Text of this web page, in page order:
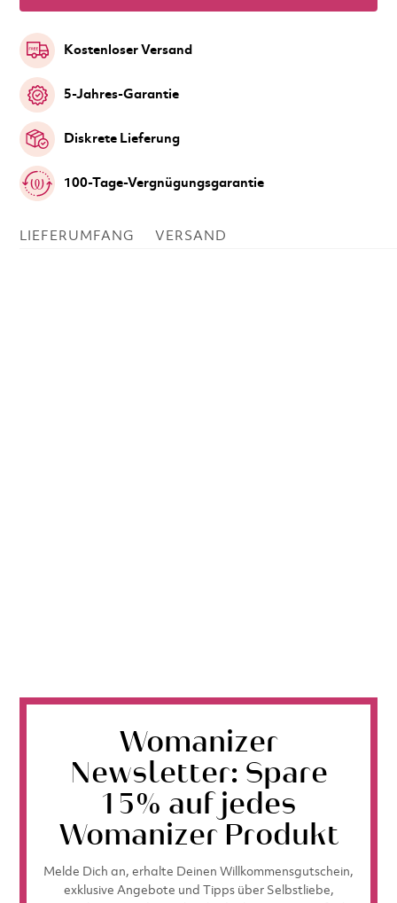
Kostenloser Versand
5-Jahres-Garantie
Diskrete Lieferung
100-Tage-Vergnügungsgarantie
LIEFERUMFANG VERSAND
Womanizer
Newsletter: Spare
15% auf jedes
Womanizer Produkt
Melde Dich an, erhalte Deinen Willkommensgutschein,
exklusive Angebote und Tipps über Selbstliebe,